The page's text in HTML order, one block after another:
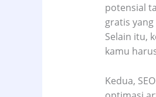
potensial
gratis
Selain itu,
kamu
Kedua,